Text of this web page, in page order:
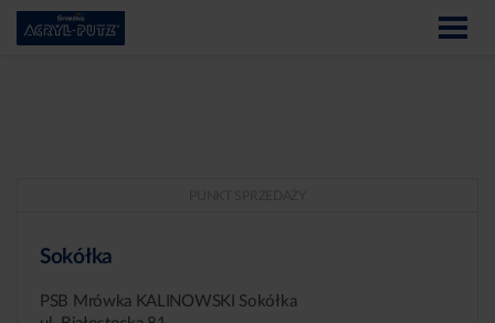
Sokółka
PSB Mrówka KALINOWSKI Sokółka